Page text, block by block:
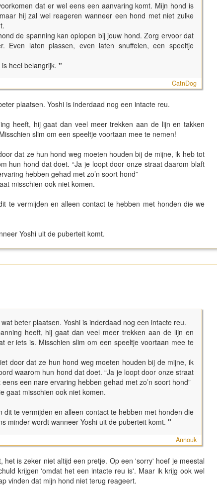
dat er wel eens een aanvaring komt. Mijn hond is
hij zal wel reageren wanneer een hond met niet zulke
de spanning kan oplopen bij jouw hond. Zorg ervoor dat
Even laten plassen, even laten snuffelen, een speeltje
heel belangrijk. "
CatnDog
plaatsen. Yoshi is inderdaad nog een intacte reu.
heeft, hij gaat dan veel meer trekken aan de lijn en takken
slim om een speeltje voortaan mee te nemen!
dat ze hun hond weg moeten houden bij de mijne, ik heb tot
hun hond dat doet. “Ja je loopt door onze straat daarom blaft
hebben gehad met zo’n soort hond”
misschien ook niet komen.
te vermijden en alleen contact te hebben met honden die we
Yoshi uit de puberteit komt.
beter plaatsen. Yoshi is inderdaad nog een intacte reu.
heeft, hij gaat dan veel meer trekken aan de lijn en
er iets is. Misschien slim om een speeltje voortaan mee te
door dat ze hun hond weg moeten houden bij de mijne, ik
waarom hun hond dat doet. “Ja je loopt door onze straat
een nare ervaring hebben gehad met zo’n soort hond”
gaat misschien ook niet komen.
te vermijden en alleen contact te hebben met honden die
minder wordt wanneer Yoshi uit de puberteit komt. "
Annouk
is zeker niet altijd een pretje. Op een 'sorry' hoef je meestal
krijgen 'omdat het een intacte reu is'. Maar ik krijg ook wel
vinden dat mijn hond niet terug reageert.